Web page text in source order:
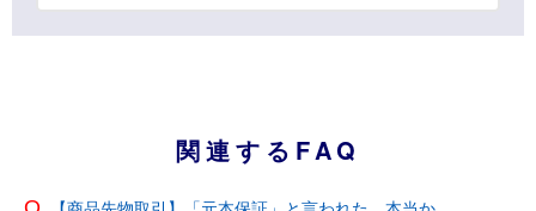
関連するFAQ